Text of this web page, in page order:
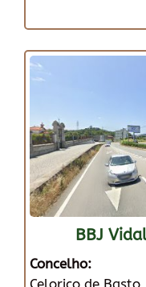
BBJ
Concelho:
Celorico de Basto